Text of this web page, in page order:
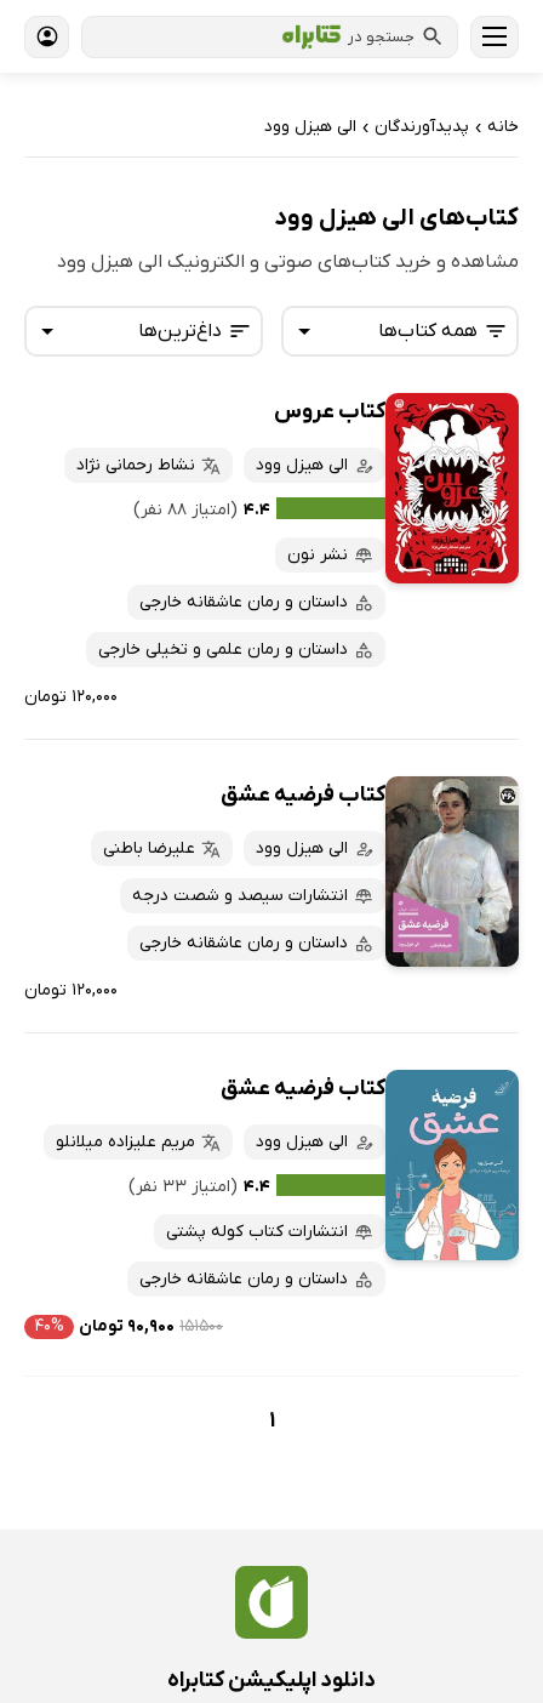
جستجو در
خانه › پدیدآورندگان › الی هیزل وود
کتاب‌های الی هیزل وود
مشاهده و خرید کتاب‌های صوتی و الکترونیک الی هیزل وود
داغ‌ترین‌ها
داغ‌ترین‌ها
پرفروش‌ها
ارزان ترین‌ها
همه کتاب‌ها
همه کتاب‌ها
کتاب‌های صوتی
کتاب‌های متنی
کتاب عروس
الی هیزل وود
نشاط رحمانی نژاد
۴.۴ (امتیاز ۸۸ نفر)
نشر نون
داستان و رمان عاشقانه خارجی
داستان و رمان علمی و تخیلی خارجی
۱۲۰,۰۰۰ تومان
کتاب فرضیه عشق
الی هیزل وود علیرضا باطنی
انتشارات سیصد و شصت درجه
داستان و رمان عاشقانه خارجی
۱۲۰,۰۰۰ تومان
کتاب فرضیه عشق
الی هیزل وود
مریم علیزاده میلانلو
۴.۴ (امتیاز ۳۳ نفر)
انتشارات کتاب کوله پشتی
داستان و رمان عاشقانه خارجی
۱۵۱۵۰۰ ۹۰,۹۰۰ تومان ۴۰%
1
دانلود اپلیکیشن کتابراه